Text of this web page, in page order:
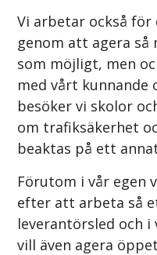
Vi arbetar också för
genom att agera
som möjligt, men
med vårt kunnande
besöker vi skolor
om trafiksäkerhet
beaktas på ett
Förutom i vår egen
efter att arbeta så
leverantörsled och i
vill även agera